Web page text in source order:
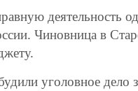
деятельность
Чиновница в
уголовное